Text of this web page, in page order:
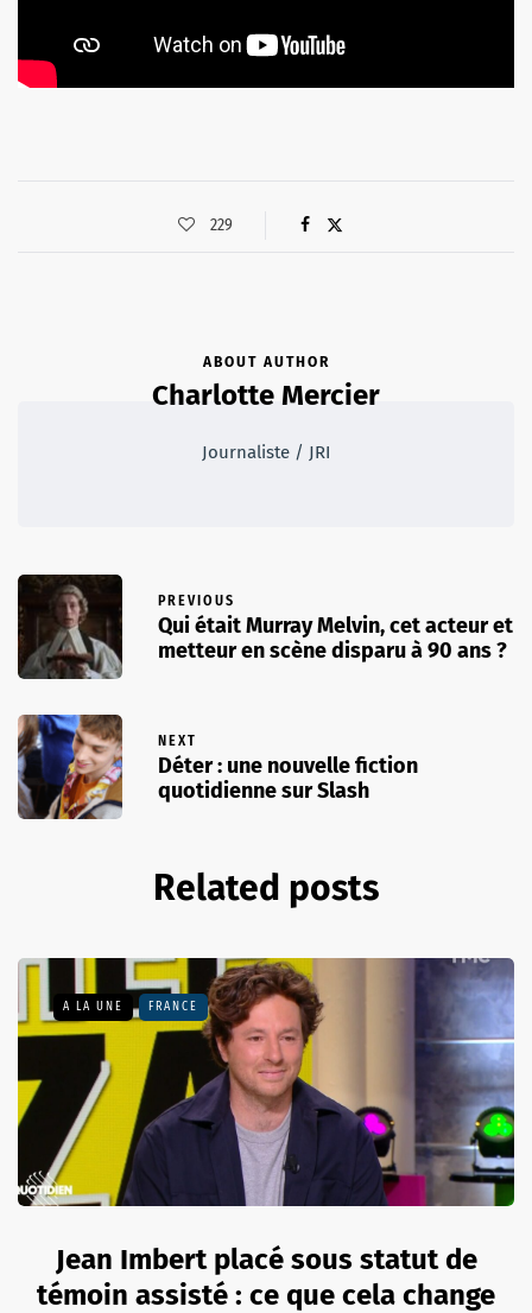
229
ABOUT AUTHOR
Charlotte Mercier
Journaliste / JRI
PREVIOUS
Qui était Murray Melvin, cet acteur et
metteur en scène disparu à 90 ans ?
NEXT
Déter : une nouvelle fiction
quotidienne sur Slash
Related posts
A LA UNE FRANCE
Jean Imbert placé sous statut de
témoin assisté : ce que cela change